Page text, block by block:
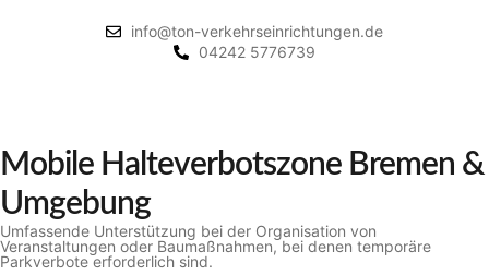
info@ton-verkehrseinrichtungen.de
04242 5776739
Mobile Halteverbotszone Bremen &
Umgebung
Umfassende Unterstützung bei der Organisation von
Veranstaltungen oder Baumaßnahmen, bei denen temporäre
Parkverbote erforderlich sind.